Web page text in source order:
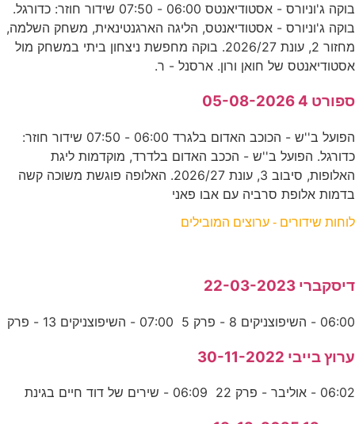
בוקה ג'וניורס - אסטודיאנטס 06:00 - 07:50 שידור חוזר: כדורגל.
בוקה ג'וניורס - אסטודיאנטס, הליגה הארגנטינאית, משחק השלמה,
מחזור 2, עונת 2026/27. בוקה מחפשת ניצחון ביתי במשחק מול
אסטודיאנטס של חואן ורון. ארסנל - ר.
ספורט 4 05-08-2026
הפועל ב''ש - הכוכב האדום בלגרד 06:00 - 07:50 שידור חוזר:
כדורגל. הפועל ב''ש - הככב האדום בלדרד, מוקדמות ליגת
האלופות, סיבוב 3, עונת 2026/27. האלופה פוגשת משוכה קשה
בדמות אלופת סרביה עם אבו פאני
לוחות שידורים - ערוצים המובילים
דיסקברי 22-03-2023
06:00 - השיפוצניקים 8 - פרק 5 07:00 - השיפוצניקים 13 - פרק
ערוץ בייבי 30-11-2022
06:02 - אוליבר - פרק 22 06:09 - שירים של דוד חיים בגינת